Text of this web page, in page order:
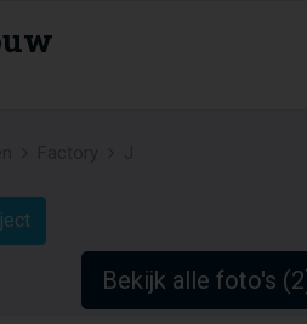
Bekijk alle foto's